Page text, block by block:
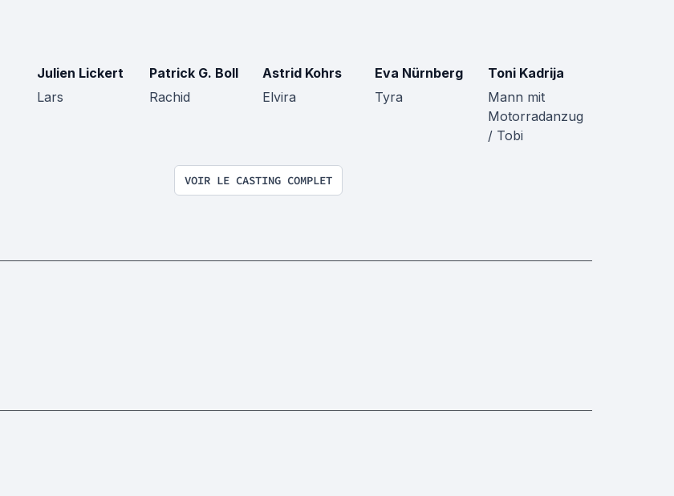
Julien Lickert
Lars
Patrick G. Boll
Rachid
Astrid Kohrs
Elvira
Eva Nürnberg
Tyra
Toni Kadrija
Mann mit
Motorradanzug
/ Tobi
VOIR LE CASTING COMPLET